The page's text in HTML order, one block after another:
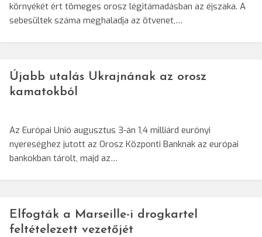
környékét ért tömeges orosz légitámadásban az éjszaka. A
sebesültek száma meghaladja az ötvenet,…
Újabb utalás Ukrajnának az orosz
kamatokból
Az Európai Unió augusztus 3-án 1,4 milliárd eurónyi
nyereséghez jutott az Orosz Központi Banknak az európai
bankokban tárolt, majd az…
Elfogták a Marseille-i drogkartel
feltételezett vezetőjét